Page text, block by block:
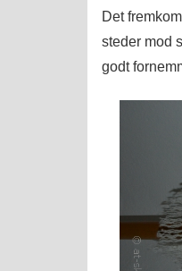
Det
steder mod
godt